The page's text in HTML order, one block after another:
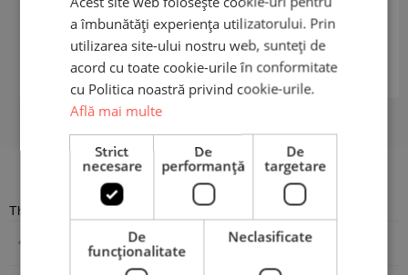
Recenzii
There are no reviews yet
Adaugă o recenzie
a îmbunătăți experiența utilizatorului. Prin
utilizarea site-ului nostru web, sunteți de
acord cu toate cookie-urile în conformitate
cu Politica noastră privind cookie-urile.
Află mai multe
Strict
necesare
De
performanță
De
targetare
De
funcţionalitate
Neclasificate